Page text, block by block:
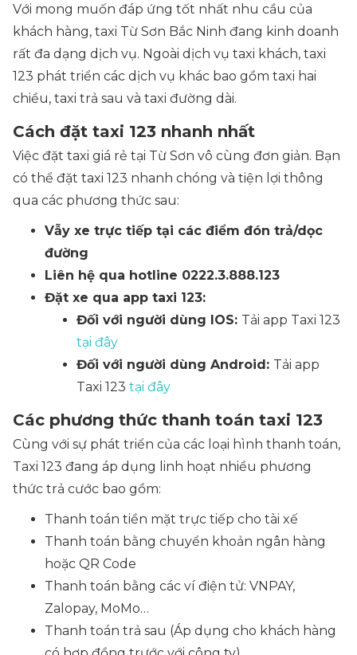
Với mong muốn đáp ứng tốt nhất nhu cầu của
khách hàng, taxi Từ Sơn Bắc Ninh đang kinh doanh
rất đa dạng dịch vụ. Ngoài dịch vụ taxi khách, taxi
123 phát triển các dịch vụ khác bao gồm taxi hai
chiều, taxi trả sau và taxi đường dài.
Cách đặt taxi 123 nhanh nhất
Việc đặt taxi giá rẻ tại Từ Sơn vô cùng đơn giản. Bạn
có thể đặt taxi 123 nhanh chóng và tiện lợi thông
qua các phương thức sau:
Vẫy xe trực tiếp tại các điểm đón trả/dọc
đường
Liên hệ qua hotline 0222.3.888.123
Đặt xe qua app taxi 123:
Đối với người dùng IOS: Tải app Taxi 123
tại đây
Đối với người dùng Android: Tải app
Taxi 123 tại đây
Các phương thức thanh toán taxi 123
Cùng với sự phát triển của các loại hình thanh toán,
Taxi 123 đang áp dụng linh hoạt nhiều phương
thức trả cước bao gồm:
Thanh toán tiền mặt trực tiếp cho tài xế
Thanh toán bằng chuyển khoản ngân hàng
hoặc QR Code
Thanh toán bằng các ví điện tử: VNPAY,
Zalopay, MoMo…
Thanh toán trả sau (Áp dụng cho khách hàng